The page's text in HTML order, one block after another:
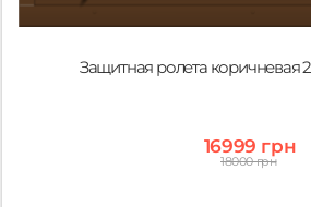
Защитная ролета коричневая
16999 грн
18000 грн